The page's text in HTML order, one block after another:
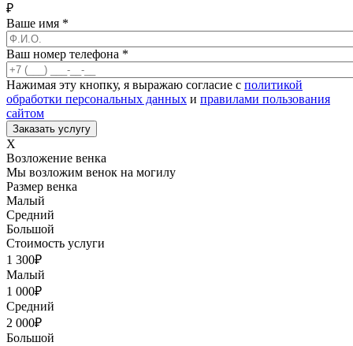
₽
Ваше имя *
Ваш номер телефона *
Нажимая эту кнопку, я выражаю согласие с политикой
обработки персональных данных и правилами пользования
сайтом
X
Возложение венка
Мы возложим венок на могилу
Размер венка
Малый
Средний
Большой
Стоимость услуги
1 300₽
Малый
1 000₽
Средний
2 000₽
Большой